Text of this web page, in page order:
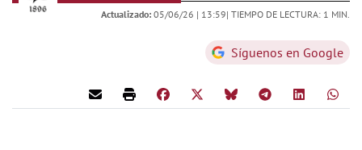
Actualizado: 05/06/26 | 13:59| TIEMPO DE LECTURA: 1 MIN.
Síguenos en Google